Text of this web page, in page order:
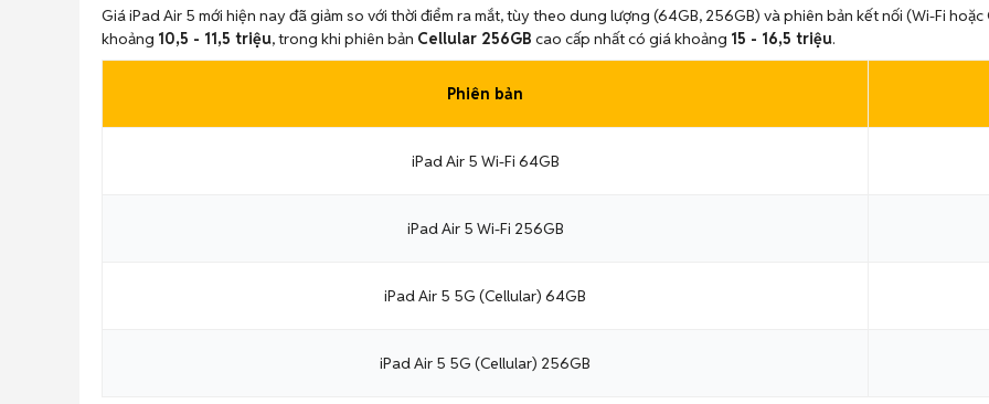
Giá iPad Air 5 mới hiện nay đã giảm so với thời điểm ra mắt, tùy theo dung lượng (64GB, 256GB) và phiên bản kết nối (Wi-Fi hoặc
khoảng 10,5 - 11,5 triệu, trong khi phiên bản Cellular 256GB cao cấp nhất có giá khoảng 15 - 16,5 triệu.
Phiên bản
iPad Air 5 Wi-Fi 64GB
iPad Air 5 Wi-Fi 256GB
iPad Air 5 5G (Cellular) 64GB
iPad Air 5 5G (Cellular) 256GB